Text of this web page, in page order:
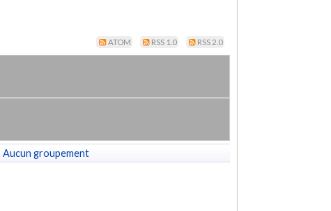
ATOM RSS 1.0 RSS 2.0
Aucun groupement